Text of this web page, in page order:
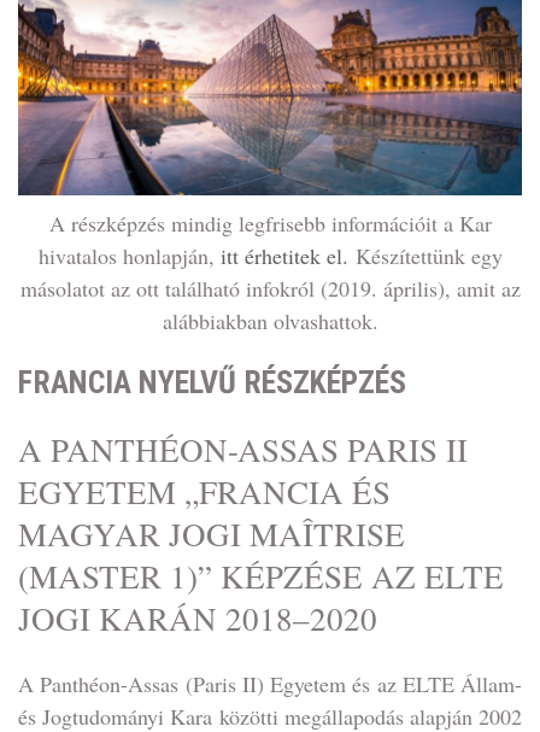
A részképzés mindig legfrisebb információit a Kar
hivatalos honlapján, itt érhetitek el. Készítettünk egy
másolatot az ott található infokról (2019. április), amit az
alábbiakban olvashattok.
FRANCIA NYELVŰ RÉSZKÉPZÉS
A PANTHÉON-ASSAS PARIS II
EGYETEM „FRANCIA ÉS
MAGYAR JOGI MAÎTRISE
(MASTER 1)” KÉPZÉSE AZ ELTE
JOGI KARÁN 2018–2020
A Panthéon-Assas (Paris II) Egyetem és az ELTE Állam-
és Jogtudományi Kara közötti megállapodás alapján 2002